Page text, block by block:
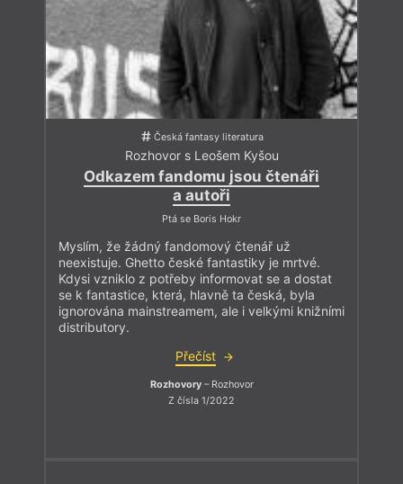
Česká fantasy literatura
Rozhovor s Leošem Kyšou
Odkazem fandomu jsou čtenáři
a autoři
Ptá se Boris Hokr
Myslím, že žádný fandomový čtenář už
neexistuje. Ghetto české fantastiky je mrtvé.
Kdysi vzniklo z potřeby informovat se a dostat
se k fantastice, která, hlavně ta česká, byla
ignorována mainstreamem, ale i velkými knižními
distributory.
Přečíst
Rozhovory– Rozhovor
Z čísla 1/2022